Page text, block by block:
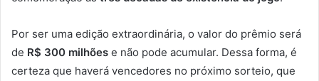
Por ser uma edição extraordinária, o valor do prêmio será
de R$ 300 milhões e não pode acumular. Dessa forma, é
certeza que haverá vencedores no próximo sorteio, que